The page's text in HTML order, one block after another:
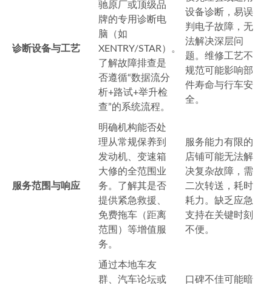
诊断设备与工艺
驰原厂或顶级品
牌的专用诊断电
脑（如
XENTRY/STAR）。
了解故障排查是
否遵循“数据流分
析+路试+举升检
查”的系统流程。
设备诊断，易误
判电子故障，无
法解决深层问
题。维修工艺不
规范可能影响部
件寿命与行车安
全。
服务范围与响应
明确机构能否处
理从常规保养到
发动机、变速箱
大修的全范围业
务。了解其是否
提供紧急救援、
免费拖车（距离
范围）等增值服
务。
服务能力有限的
店铺可能无法解
决复杂故障，需
二次转送，耗时
耗力。缺乏应急
支持在关键时刻
不便。
通过本地车友
群、汽车论坛或
口碑不佳可能暗